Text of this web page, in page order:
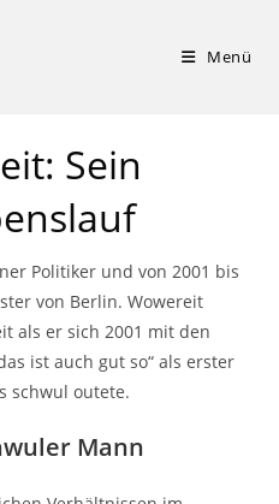
Menü
Sein
Politiker und von 2001 bis
von Berlin. Wowereit
als er sich 2001 mit den
ist auch gut so“ als erster
schwul outete.
Mann